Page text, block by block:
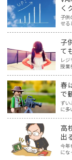
く
子供
せる
子
て
レジ
授業
春
で
選
ずい
に多
高
出
今年
にな